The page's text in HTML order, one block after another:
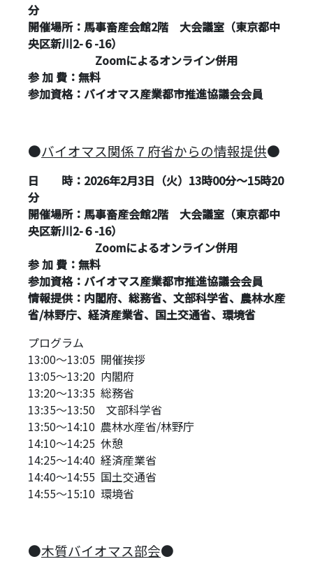
分
開催場所：馬事畜産会館2階 大会議室（東京都中
央区新川2-６-16）
Zoomによるオンライン併用
参 加 費：無料
参加資格：バイオマス産業都市推進協議会会員
●バイオマス関係７府省からの情報提供●
日 時：2026年2月3日（火） 13時00分～15時20
分
開催場所：馬事畜産会館2階 大会議室（東京都中
央区新川2-６-16）
Zoomによるオンライン併用
参 加 費：無料
参加資格：バイオマス産業都市推進協議会会員
情報提供：内閣府、総務省、文部科学省、農林水産
省/林野庁、経済産業省、国土交通省、環境省
プログラム
13:00～13:05 開催挨拶
13:05～13:20 内閣府
13:20～13:35 総務省
13:35～13:50 文部科学省
13:50～14:10 農林水産省/林野庁
14:10～14:25 休憩
14:25～14:40 経済産業省
14:40～14:55 国土交通省
14:55～15:10 環境省
●木質バイオマス部会●